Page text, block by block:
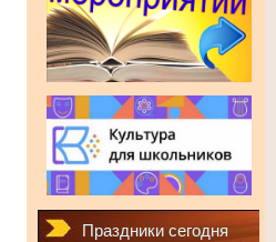
Праздники сегодня